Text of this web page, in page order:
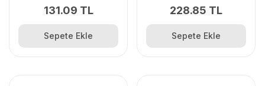
131.09 TL
Sepete Ekle
228.85 TL
Sepete Ekle